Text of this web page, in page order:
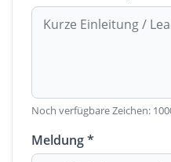
Noch verfügbare Zeichen:
Meldung *